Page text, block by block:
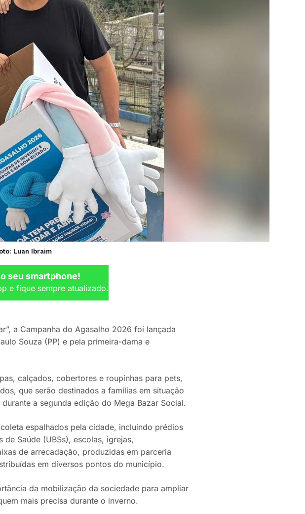
Luan Ibraim
seu smartphone!
e fique sempre atualizado.
a Campanha do Agasalho 2026 foi lançada
Souza (PP) e pela primeira-dama e
calçados, cobertores e roupinhas para pets,
que serão destinados a famílias em situação
a segunda edição do Mega Bazar Social.
espalhados pela cidade, incluindo prédios
Saúde (UBSs), escolas, igrejas,
de arrecadação, produzidas em parceria
em diversos pontos do município.
da mobilização da sociedade para ampliar
mais precisa durante o inverno.